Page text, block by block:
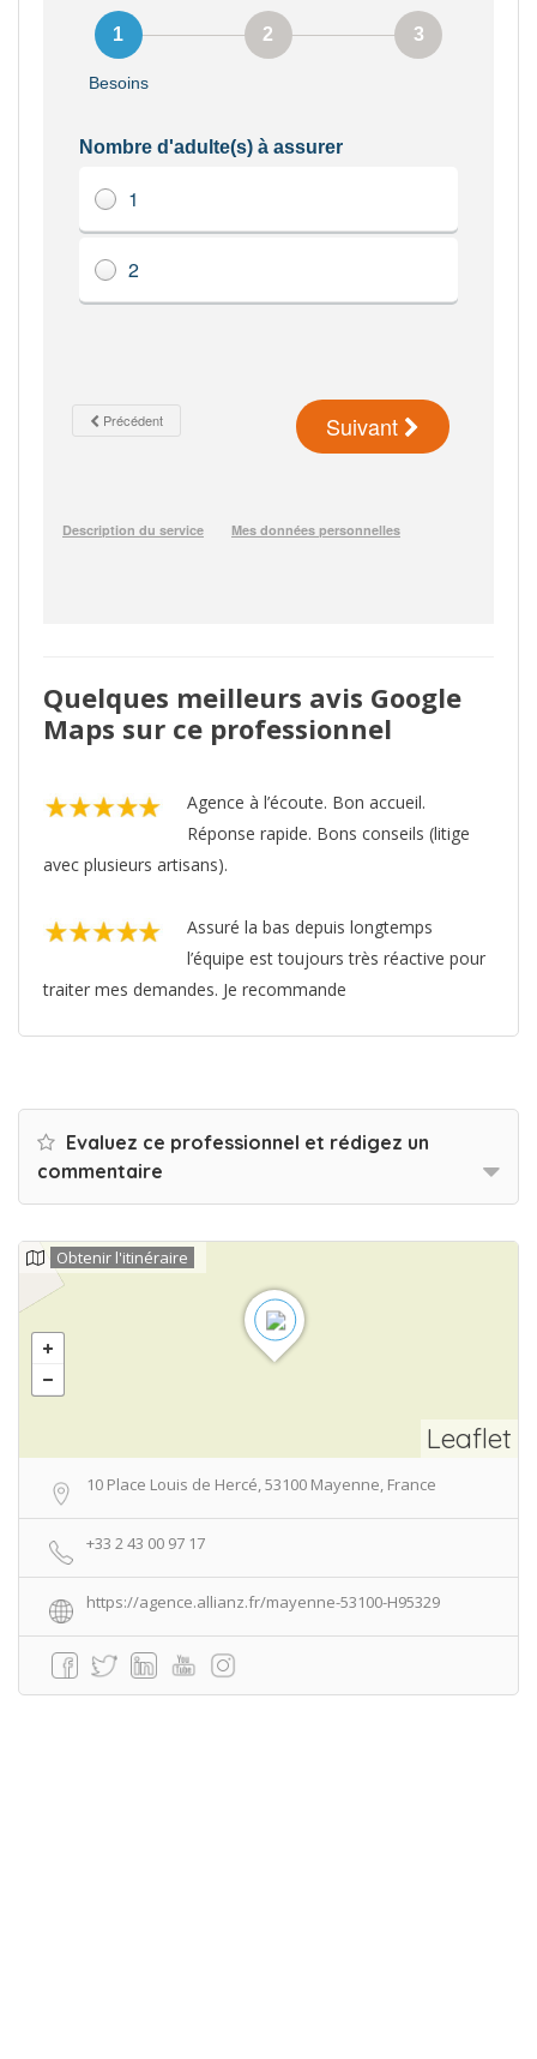
Quelques meilleurs avis Google
Maps sur ce professionnel
Agence à l’écoute. Bon accueil.
Réponse rapide. Bons conseils (litige
avec plusieurs artisans).
Assuré la bas depuis longtemps
l’équipe est toujours très réactive pour
traiter mes demandes. Je recommande
Evaluez ce professionnel et rédigez un
commentaire
Leaflet
Obtenir l'itinéraire
10 Place Louis de Hercé, 53100 Mayenne, France
+33 2 43 00 97 17
https://agence.allianz.fr/mayenne-53100-H95329